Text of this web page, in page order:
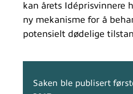
kan årets Idéprisvinnere
ny mekanisme for å
potensielt dødelige
Saken ble publisert